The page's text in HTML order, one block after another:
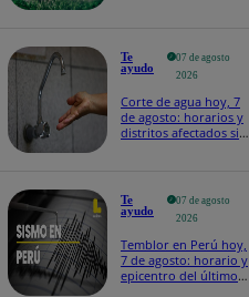
Te
ayudo
07 de agosto
2026
Corte de agua hoy, 7
de agosto: horarios y
distritos afectados sin
Te
ayudo
07 de agosto
2026
Temblor en Perú hoy,
7 de agosto: horario y
epicentro del último